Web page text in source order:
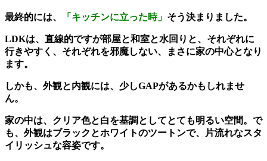
最終的には、 「キッチンに立った時」 そう決まりました。
LDKは、直線的ですが部屋と和室と水回りと、それぞれに
行きやすく、それぞれを邪魔しない、まさに家の中心となり
ます。
しかも、外観と内観には、少しGAPがあるかもしれませ
ん。
家の中は、クリア色と白を基調としてとても明るい空間。で
も、外観はブラックとホワイトのツートンで、片流れなスタ
イリッシュな容姿です。